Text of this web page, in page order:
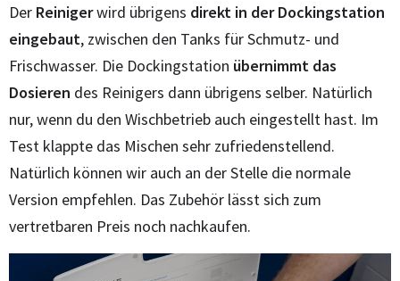
Der Reinigerwird übrigens direkt in der Dockingstation
eingebaut, zwischen den Tanks für Schmutz- und
Frischwasser. Die Dockingstation übernimmt das
Dosieren des Reinigers dann übrigens selber. Natürlich
nur, wenn du den Wischbetrieb auch eingestellt hast. Im
Test klappte das Mischen sehr zufriedenstellend.
Natürlich können wir auch an der Stelle die normale
Version empfehlen. Das Zubehör lässt sich zum
vertretbaren Preis noch nachkaufen.